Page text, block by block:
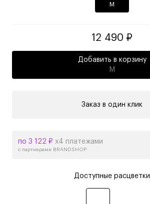
M
12 490 ₽
Добавить в корзину
M
Заказ в один клик
по 3 122 ₽ х4 платежами
с партнерами BRANDSHOP
Доступные расцветки